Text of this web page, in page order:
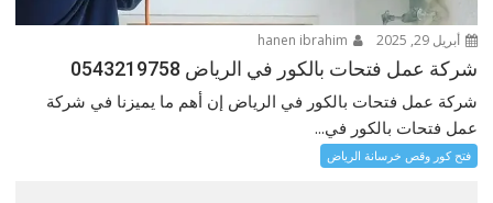
أبريل 29, 2025
شركة عمل فتحات بالكور في الرياض 0543219758
شركة عمل فتحات بالكور في الرياض إن أهم ما يميزنا في شركة
عمل فتحات بالكور في...
فتح كور وقص خرسانة الرياض